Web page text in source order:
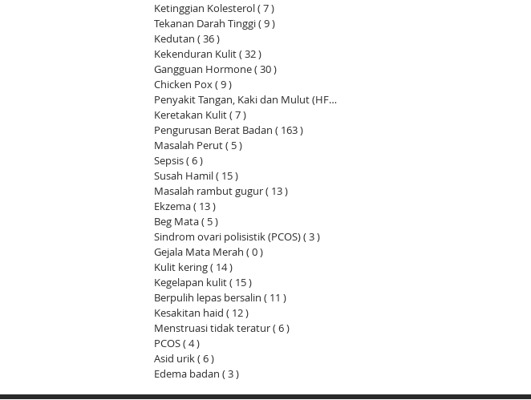
Ketinggian Kolesterol( 7 )
Tekanan Darah Tinggi( 9 )
Kedutan ( 36 )
Kekenduran Kulit( 32 )
Gangguan Hormone( 30 )
Chicken Pox( 9 )
Penyakit Tangan, Kaki dan Mulut (HF( 14 )
Keretakan Kulit( 7 )
Pengurusan Berat Badan ( 163 )
Masalah Perut( 5 )
Sepsis( 6 )
Susah Hamil( 15 )
Masalah rambut gugur( 13 )
Ekzema( 13 )
Beg Mata( 5 )
Sindrom ovari polisistik (PCOS)( 3 )
Gejala Mata Merah ( 0 )
Kulit kering( 14 )
Kegelapan kulit( 15 )
Berpulih lepas bersalin ( 11 )
Kesakitan haid ( 12 )
Menstruasi tidak teratur( 6 )
PCOS( 4 )
Asid urik( 6 )
Edema badan ( 3 )